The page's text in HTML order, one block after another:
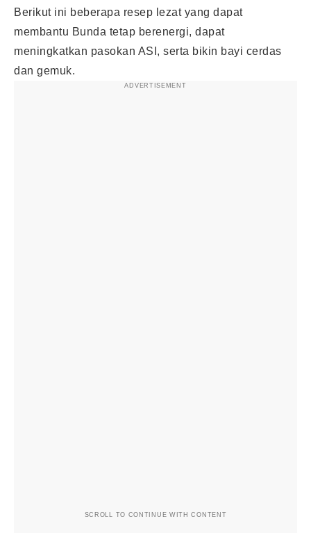
Berikut ini beberapa resep lezat yang dapat
membantu Bunda tetap berenergi, dapat
meningkatkan pasokan ASI, serta bikin bayi cerdas
dan gemuk.
ADVERTISEMENT
SCROLL TO CONTINUE WITH CONTENT